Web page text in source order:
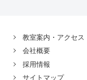
教室案内・アクセス
会社概要
採用情報
サイトマップ